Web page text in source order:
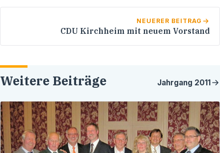
NEUERER BEITRAG
CDU Kirchheim mit neuem Vorstand
Weitere Beiträge Jahrgang 2011